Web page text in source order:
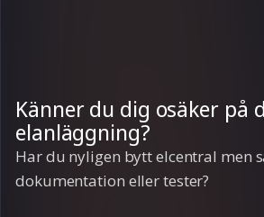
Känner du dig osäker på
elanläggning?
Har du nyligen bytt elcentral men
dokumentation eller tester?